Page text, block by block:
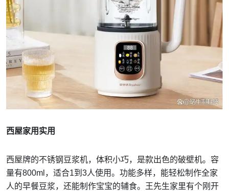
西屋家用实用
西屋牌的不锈钢豆浆机，体积小巧，是款出色的破壁机。容
量有800ml，适合1到3人使用。功能多样，能轻松制作全家
人的早餐豆浆，还能制作宝宝的辅食。王先生家里有个刚开